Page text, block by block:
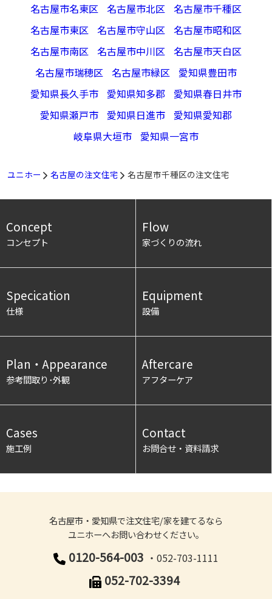
名古屋市名東区
名古屋市北区
名古屋市千種区
名古屋市東区
名古屋市守山区
名古屋市昭和区
名古屋市南区
名古屋市中川区
名古屋市天白区
名古屋市瑞穂区
名古屋市緑区
愛知県豊田市
愛知県長久手市
愛知県知多郡
愛知県春日井市
愛知県瀬戸市
愛知県日進市
愛知県愛知郡
岐阜県大垣市
愛知県一宮市
ユニホー 名古屋の注文住宅 名古屋市千種区の注文住宅
Concept
コンセプト
Flow
家づくりの流れ
Specication
仕様
Equipment
設備
Plan・Appearance
参考間取り･外観
Aftercare
アフターケア
Cases
施工例
Contact
お問合せ・資料請求
名古屋市・愛知県で注文住宅/家を建てるなら
ユニホーへお問い合わせください。
0120-564-003 ・052-703-1111
052-702-3394